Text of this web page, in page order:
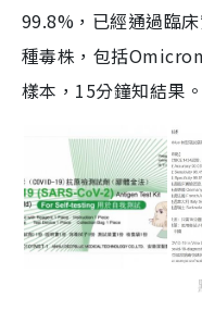
99.8%，已經通過臨
種毒株，包括
樣本，15分鐘知結果。